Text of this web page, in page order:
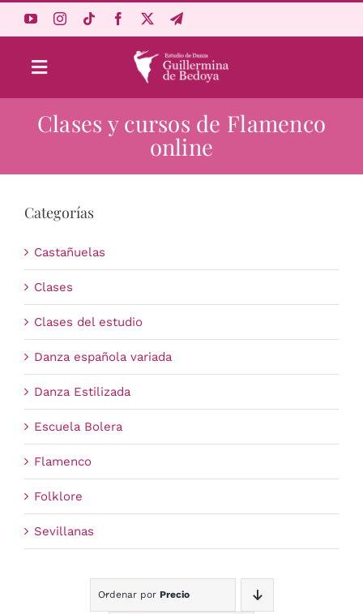
Toggle
Navigation
Aprende Online
Estudio
Carrito
Clases y cursos de Flamenco
online
Categorías
Castañuelas
Clases
Clases del estudio
Danza española variada
Danza Estilizada
Escuela Bolera
Flamenco
Folklore
Sevillanas
Ordenar por Precio